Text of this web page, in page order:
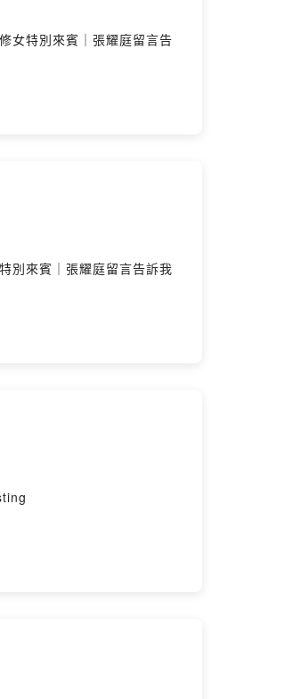
女特別來賓｜張耀庭留言告
別來賓｜張耀庭留言告訴我